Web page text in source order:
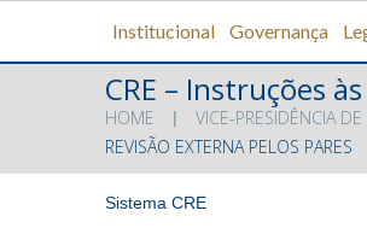
Institucional Governança
CRE – Instruções
HOME VICE-PRESIDÊNCIA
REVISÃO EXTERNA PELOS PARES
Sistema CRE